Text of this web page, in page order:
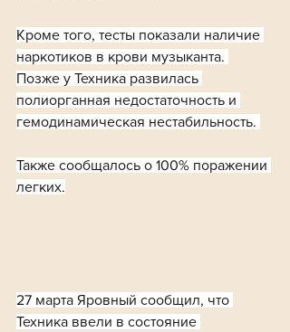
Кроме того, тесты показали наличие
наркотиков в крови музыканта.
Позже у Техника развилась
полиорганная недостаточность и
гемодинамическая нестабильность.
Также сообщалось о 100% поражении
легких.
27 марта Яровный сообщил, что
Техника ввели в состояние